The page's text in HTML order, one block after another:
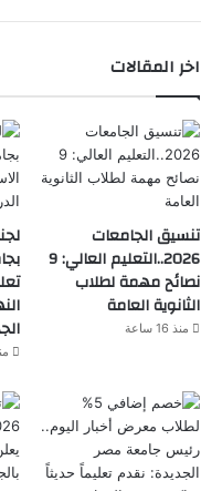
اخر المقالات
تنسيق الجامعات
2026..التعليم العالي: 9
نصائح مهمة لطلاب
الثانوية العامة
منذ 16 ساعة
منذ